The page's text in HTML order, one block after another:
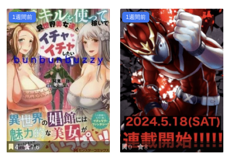
1週間前
4 7.6
1週間前
0 8